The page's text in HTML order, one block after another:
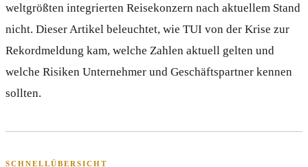
weltgrößten integrierten Reisekonzern nach aktuellem Stand
nicht. Dieser Artikel beleuchtet, wie TUI von der Krise zur
Rekordmeldung kam, welche Zahlen aktuell gelten und
welche Risiken Unternehmer und Geschäftspartner kennen
sollten.
SCHNELLÜBERSICHT